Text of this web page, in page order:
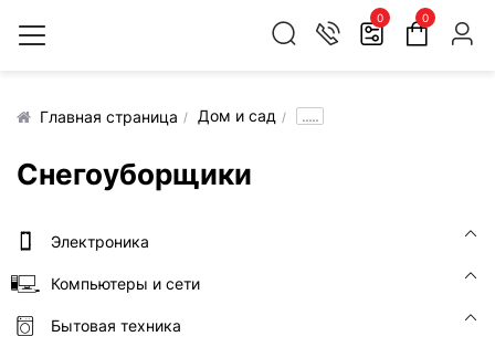
0 0
Главная страница Дом и сад .....
Снегоуборщики
Электроника
Компьютеры и сети
Бытовая техника